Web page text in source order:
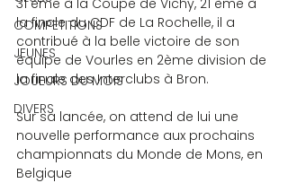
COMPETITIONS
JEUNES
JOUEURS DU MOIS
DIVERS
31 ème à la Coupe de Vichy, 21 ème à
la finale du CDF de La Rochelle, il a
contribué à la belle victoire de son
équipe de Vourles en 2ème division de
la finale des Interclubs à Bron.
Sur sa lancée, on attend de lui une
nouvelle performance aux prochains
championnats du Monde de Mons, en
Belgique